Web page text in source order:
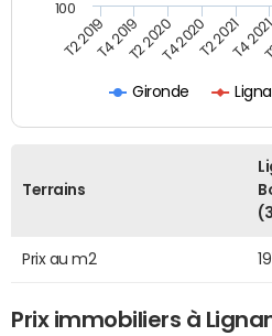
Gironde
T2 2019T4 2019T2 2020T4 2020T2 2021
T4
100
Terrains
Prix au m2
Prix immobiliers à